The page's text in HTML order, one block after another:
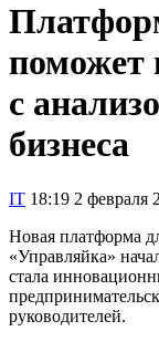
поможет
с
бизнеса
IT 18:19 2 февраля
Новая платформа
«Управляйка»
стала
руководителей.